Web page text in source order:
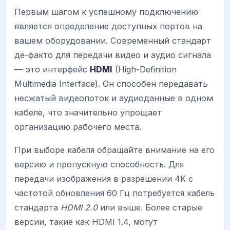
Первым шагом к успешному подключению
является определение доступных портов на
вашем оборудовании. Современный стандарт
де-факто для передачи видео и аудио сигнала
— это интерфейс HDMI (High-Definition
Multimedia Interface). Он способен передавать
несжатый видеопоток и аудиоданные в одном
кабеле, что значительно упрощает
организацию рабочего места.
При выборе кабеля обращайте внимание на его
версию и пропускную способность. Для
передачи изображения в разрешении 4K с
частотой обновления 60 Гц потребуется кабель
стандарта HDMI 2.0или выше. Более старые
версии, такие как HDMI 1.4, могут